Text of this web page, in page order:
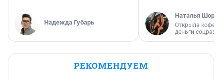
Надежда Губарь
Наталья
Открыла
деньги
РЕКОМЕНДУЕМ